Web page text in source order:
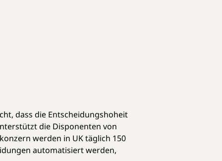
dass die Entscheidungshoheit
die Disponenten von
werden in UK täglich 150
automatisiert werden,